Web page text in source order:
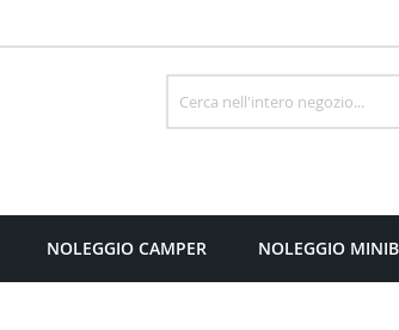
Cerca
NOLEGGIO CAMPER NOLEGGIO